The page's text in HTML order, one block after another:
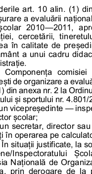
art. 10 alin. (1)
a evaluării
2010—2011,
cercetării,
în calitate de
a unui cadru
Componența  comisiei
de organizare a
din anexa nr. 2 la
și sportului nr.
vicepreședinte —
școlar;
secretar, director
în operarea pe
În situații justificate, la
Inspectoratului
Națională de
prin  derogare  de  la